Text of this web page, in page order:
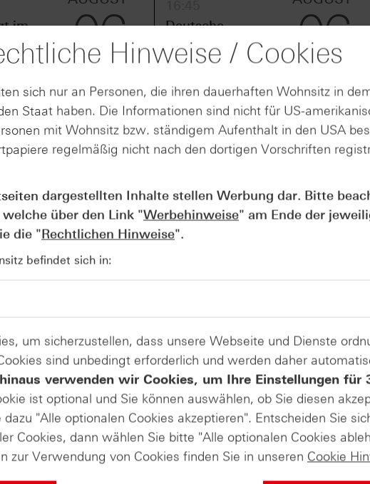
im
und
06
Deutsche
Telekom erhöht
nach solidem
zweiten Quartal
den Barmittel-
Ausblick
06
Online-Suche drohte Google die Zerschlagung. Die US-
Nun hat ein US-Gericht gestern Abend entschieden, dass
Android verkaufen muss. Jedoch hat das Gericht strenge
darf Google keine Exklusivvereinbarungen mehr treffen, die
vorzuinstallieren. Des Weiteren soll Google seine
Microsoft, DuckDuckGo oder auch KI-Unternehmen wie OpenAI
Wettbewerb im Bereich Künstliche Intelligenz fördern.
CEO Sundar Pichai sprach von einer "faktischen Enteignung
über ein mögliches Monopol im Werbegeschäft ausgesetzt.
seines Werbegeschäfts verkaufen muss.
Produkte auf
Alphabet
Hinweise / Cookies
sich nur an Personen, die ihren dauerhaften Wohnsitz in
Staat haben. Die Informationen sind nicht für US-
mit Wohnsitz bzw. ständigem Aufenthalt in den USA
regelmäßig nicht nach den dortigen Vorschriften
dargestellten Inhalte stellen Werbung dar. Bitte
über den Link "Werbehinweise" am Ende der
die "Rechtlichen Hinweise".
befindet sich in:
um sicherzustellen, dass unsere Webseite und Dienste
sind unbedingt erforderlich und werden daher
verwenden wir Cookies, um Ihre Einstellungen für
ist optional und Sie können auswählen, ob Sie diesen
"Alle optionalen Cookies akzeptieren". Entscheiden Sie
Cookies, dann wählen Sie bitte "Alle optionalen Cookies
zur Verwendung von Cookies finden Sie in unseren Cookie